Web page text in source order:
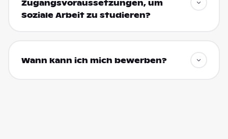
Zugangsvoraussetzungen, um
Soziale Arbeit zu studieren?
Wann kann ich mich bewerben?